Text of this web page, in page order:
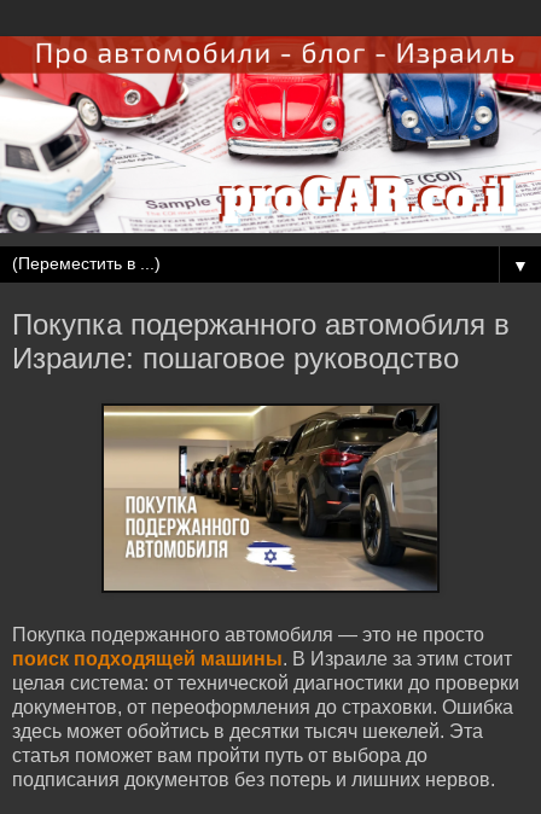
▼
Покупка подержанного автомобиля в
Израиле: пошаговое руководство
Покупка подержанного автомобиля — это не просто
поиск подходящей машины. В Израиле за этим стоит
целая система: от технической диагностики до проверки
документов, от переоформления до страховки. Ошибка
здесь может обойтись в десятки тысяч шекелей. Эта
статья поможет вам пройти путь от выбора до
подписания документов без потерь и лишних нервов.